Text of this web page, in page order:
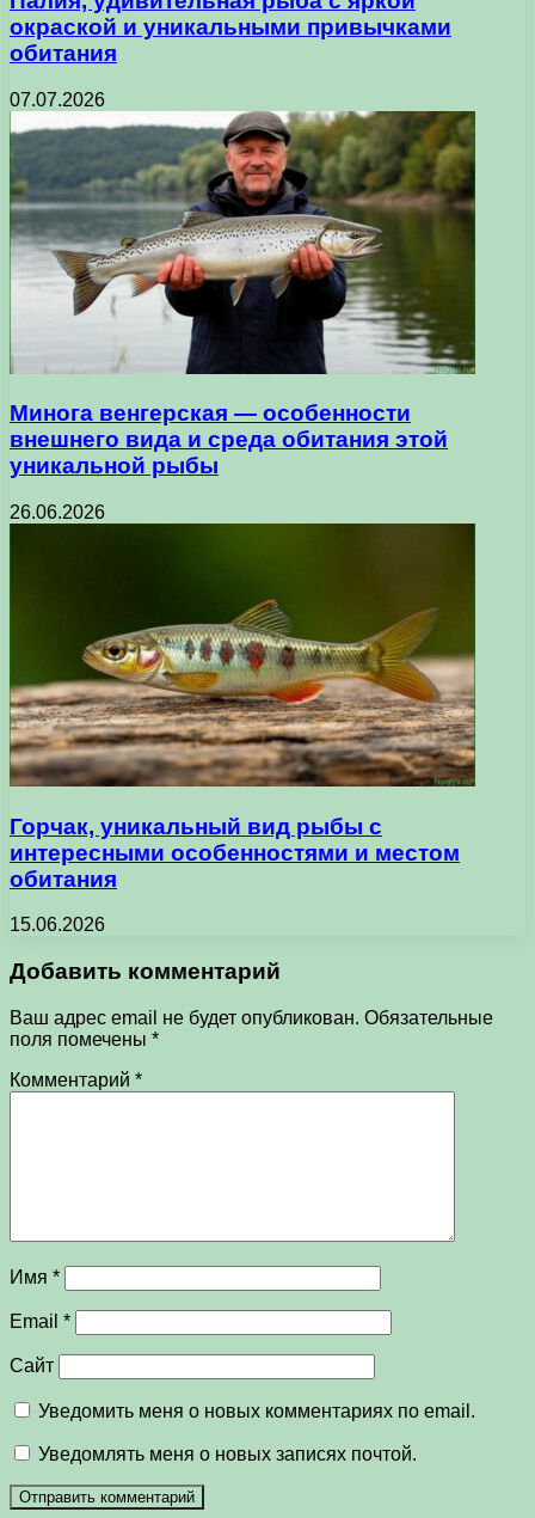
окраской и уникальными привычками
обитания
07.07.2026
Минога венгерская — особенности
внешнего вида и среда обитания этой
уникальной рыбы
26.06.2026
Горчак, уникальный вид рыбы с
интересными особенностями и местом
обитания
15.06.2026
Добавить комментарий
Ваш адрес email не будет опубликован. Обязательные
поля помечены *
Комментарий *
Имя *
Email *
Сайт
Уведомить меня о новых комментариях по email.
Уведомлять меня о новых записях почтой.